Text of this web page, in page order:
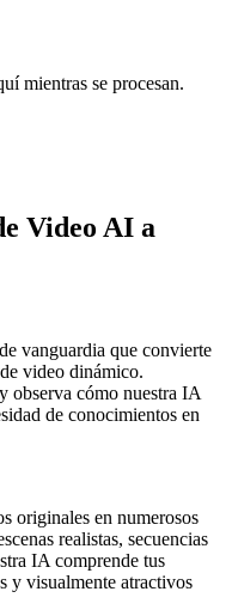
mientras se procesan.
Video AI a
vanguardia que convierte
video dinámico.
observa cómo nuestra IA
de conocimientos en
originales en numerosos
realistas, secuencias
IA comprende tus
y visualmente atractivos